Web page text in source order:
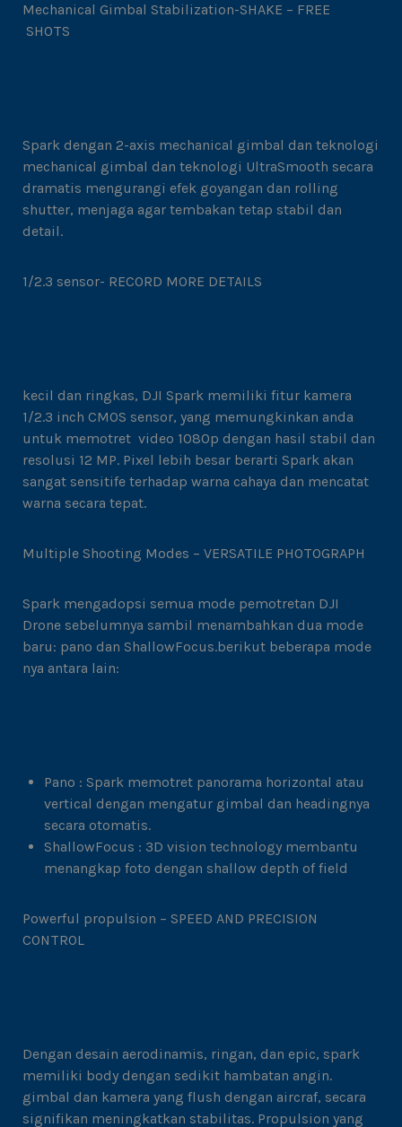
Mechanical Gimbal Stabilization-SHAKE – FREE
SHOTS
Spark dengan 2-axis mechanical gimbal dan teknologi
mechanical gimbal dan teknologi UltraSmooth secara
dramatis mengurangi efek goyangan dan rolling
shutter, menjaga agar tembakan tetap stabil dan
detail.
1/2.3 sensor- RECORD MORE DETAILS
kecil dan ringkas, DJI Spark memiliki fitur kamera
1/2.3 inch CMOS sensor, yang memungkinkan anda
untuk memotret video 1080p dengan hasil stabil dan
resolusi 12 MP. Pixel lebih besar berarti Spark akan
sangat sensitife terhadap warna cahaya dan mencatat
warna secara tepat.
Multiple Shooting Modes – VERSATILE PHOTOGRAPH
Spark mengadopsi semua mode pemotretan DJI
Drone sebelumnya sambil menambahkan dua mode
baru: pano dan ShallowFocus.berikut beberapa mode
nya antara lain:
Pano : Spark memotret panorama horizontal atau
vertical dengan mengatur gimbal dan headingnya
secara otomatis.
ShallowFocus : 3D vision technology membantu
menangkap foto dengan shallow depth of field
Powerful propulsion – SPEED AND PRECISION
CONTROL
Dengan desain aerodinamis, ringan, dan epic, spark
memiliki body dengan sedikit hambatan angin.
gimbal dan kamera yang flush dengan aircraf, secara
signifikan meningkatkan stabilitas. Propulsion yang